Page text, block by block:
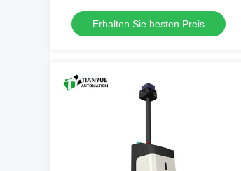
±10 mm/±1° und Volllastkletterfähigkeit
von 3% für 8 Stunden Dauerbetrieb
Erhalten Sie besten Preis